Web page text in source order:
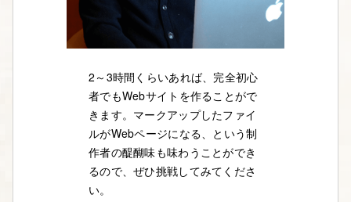
2～3時間くらいあれば、完全初心
者でもWebサイトを作ることがで
きます。マークアップしたファイ
ルがWebページになる、という制
作者の醍醐味も味わうことができ
るので、ぜひ挑戦してみてくださ
い。